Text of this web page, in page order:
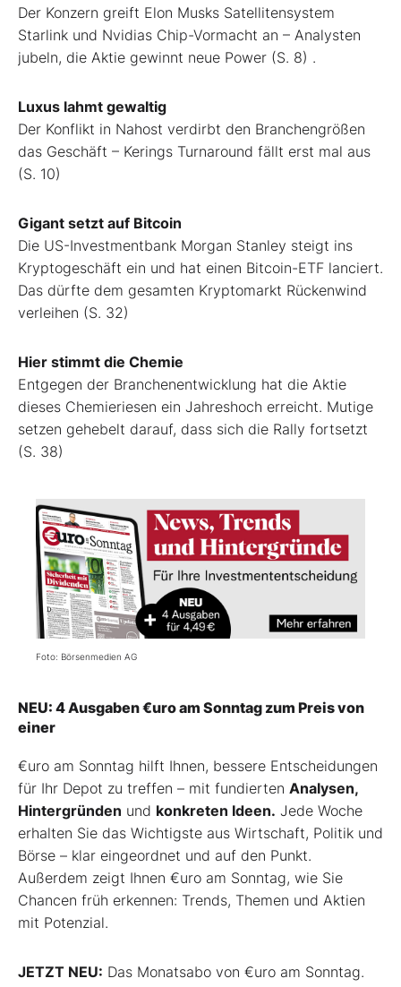
Der Konzern greift Elon Musks Satellitensystem
Starlink und Nvidias Chip-Vormacht an – Analysten
jubeln, die Aktie gewinnt neue Power (S. 8) .
Luxus lahmt gewaltig
Der Konflikt in Nahost verdirbt den Branchengrößen
das Geschäft – Kerings Turnaround fällt erst mal aus
(S. 10)
Gigant setzt auf Bitcoin
Die US-Investmentbank Morgan Stanley steigt ins
Kryptogeschäft ein und hat einen Bitcoin-ETF lanciert.
Das dürfte dem gesamten Kryptomarkt Rückenwind
verleihen (S. 32)
Hier stimmt die Chemie
Entgegen der Branchenentwicklung hat die Aktie
dieses Chemieriesen ein Jahreshoch erreicht. Mutige
setzen gehebelt darauf, dass sich die Rally fortsetzt
(S. 38)
Foto: Börsenmedien AG
NEU: 4 Ausgaben €uro am Sonntag zum Preis von
einer
€uro am Sonntag hilft Ihnen, bessere Entscheidungen
für Ihr Depot zu treffen – mit fundierten Analysen,
Hintergründen und konkreten Ideen. Jede Woche
erhalten Sie das Wichtigste aus Wirtschaft, Politik und
Börse – klar eingeordnet und auf den Punkt.
Außerdem zeigt Ihnen €uro am Sonntag, wie Sie
Chancen früh erkennen: Trends, Themen und Aktien
mit Potenzial.
JETZT NEU: Das Monatsabo von €uro am Sonntag.